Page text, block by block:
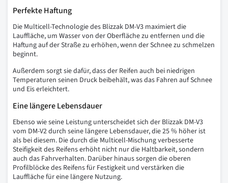
Perfekte Haftung
Die Multicell-Technologie des Blizzak DM-V3 maximiert die
Lauffläche, um Wasser von der Oberfläche zu entfernen und die
Haftung auf der Straße zu erhöhen, wenn der Schnee zu schmelzen
beginnt.
Außerdem sorgt sie dafür, dass der Reifen auch bei niedrigen
Temperaturen seinen Druck beibehält, was das Fahren auf Schnee
und Eis erleichtert.
Eine längere Lebensdauer
Ebenso wie seine Leistung unterscheidet sich der Blizzak DM-V3
vom DM-V2 durch seine längere Lebensdauer, die 25 % höher ist
als bei diesem. Die durch die Multicell-Mischung verbesserte
Steifigkeit des Reifens erhöht nicht nur die Haltbarkeit, sondern
auch das Fahrverhalten. Darüber hinaus sorgen die oberen
Profilblöcke des Reifens für Festigkeit und verstärken die
Lauffläche für eine längere Nutzung.